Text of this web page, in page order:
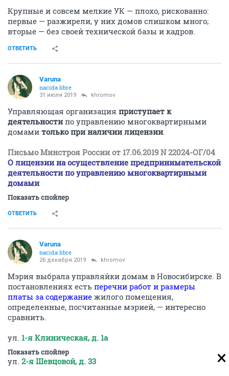
Крупные и совсем мелкие УК — плохо, рискованно:
первые — разжирели, у них домов слишком много;
вторые — без своей технической базы и кадров.
ОТВЕТИТЬ
Varuna
nacida libre
31 июля 2019 khromov
Управляющая организация приступает к
деятельностипо управлению многоквартирными
домами только при наличии лицензии.
Письмо Минстроя России от 17.06.2019 N 22024-ОГ/04
О лицензии на осуществление предпринимательской
деятельности по управлению многоквартирными
домами
Показать спойлер
ОТВЕТИТЬ
Varuna
nacida libre
26 декабря 2019 khromov
Мэрия выбрала управляйки домам в Новосибирске. В
постановлениях есть перечни работ и размеры
платы за содержание жилого помещения,
определенные, посчитанные мэрией, — интересно
сравнить.
ул. 1-я Клиническая, д. 1а
Показать спойлер
ул. 2-я Шевцовой, д. 33